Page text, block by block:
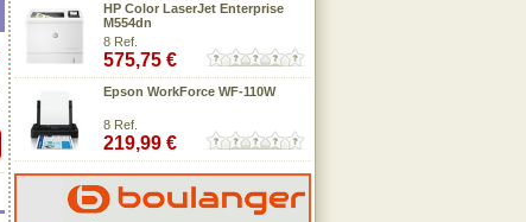
HP Color LaserJet Enterprise
M554dn
8 Ref.
575,75 €
Epson WorkForce WF-110W
8 Ref.
219,99 €